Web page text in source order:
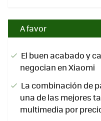
A favor
El buen acabado y
negocian en Xiaomi
La combinación de
una de las mejores
multimedia por